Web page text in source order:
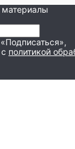
материалы
с политикой